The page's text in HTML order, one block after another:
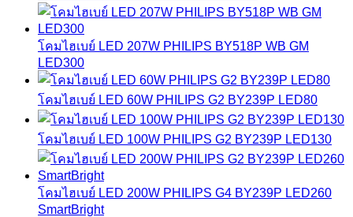
โคมไฮเบย์ LED 207W PHILIPS BY518P WB GM
LED300
โคมไฮเบย์ LED 60W PHILIPS G2 BY239P LED80
โคมไฮเบย์ LED 100W PHILIPS G2 BY239P LED130
โคมไฮเบย์ LED 200W PHILIPS G4 BY239P LED260
SmartBright